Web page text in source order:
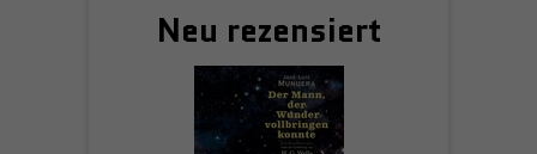
Neu rezensiert